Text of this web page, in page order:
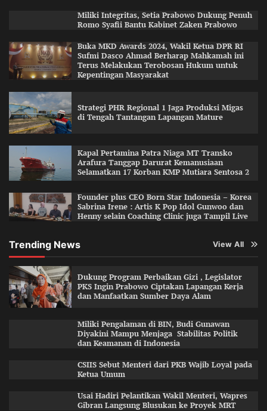
Miliki Integritas, Setia Prabowo Dukung Penuh
Romo Syafii Bantu Kabinet Zaken Prabowo
Buka MKD Awards 2024, Wakil Ketua DPR RI
Sufmi Dasco Ahmad Berharap Mahkamah ini
Terus Melakukan Terobosan Hukum untuk
Kepentingan Masyarakat
Strategi PHR Regional 1 Jaga Produksi Migas
di Tengah Tantangan Lapangan Mature
Kapal Pertamina Patra Niaga MT Transko
Arafura Tanggap Darurat Kemanusiaan
Selamatkan 17 Korban KMP Mutiara Sentosa 2
Founder plus CEO Born Star Indonesia – Korea
Sabrina Irene : Artis K Pop Idol Gunwoo dan
Henny selain Coaching Clinic juga Tampil Live
Trending News View All
Dukung Program Perbaikan Gizi , Legislator
PKS Ingin Prabowo Ciptakan Lapangan Kerja
dan Manfaatkan Sumber Daya Alam
Miliki Pengalaman di BIN, Budi Gunawan
Diyakini Mampu Menjaga Stabilitas Politik
dan Keamanan di Indonesia
CSIIS Sebut Menteri dari PKB Wajib Loyal pada
Ketua Umum
Usai Hadiri Pelantikan Wakil Menteri, Wapres
Gibran Langsung Blusukan ke Proyek MRT